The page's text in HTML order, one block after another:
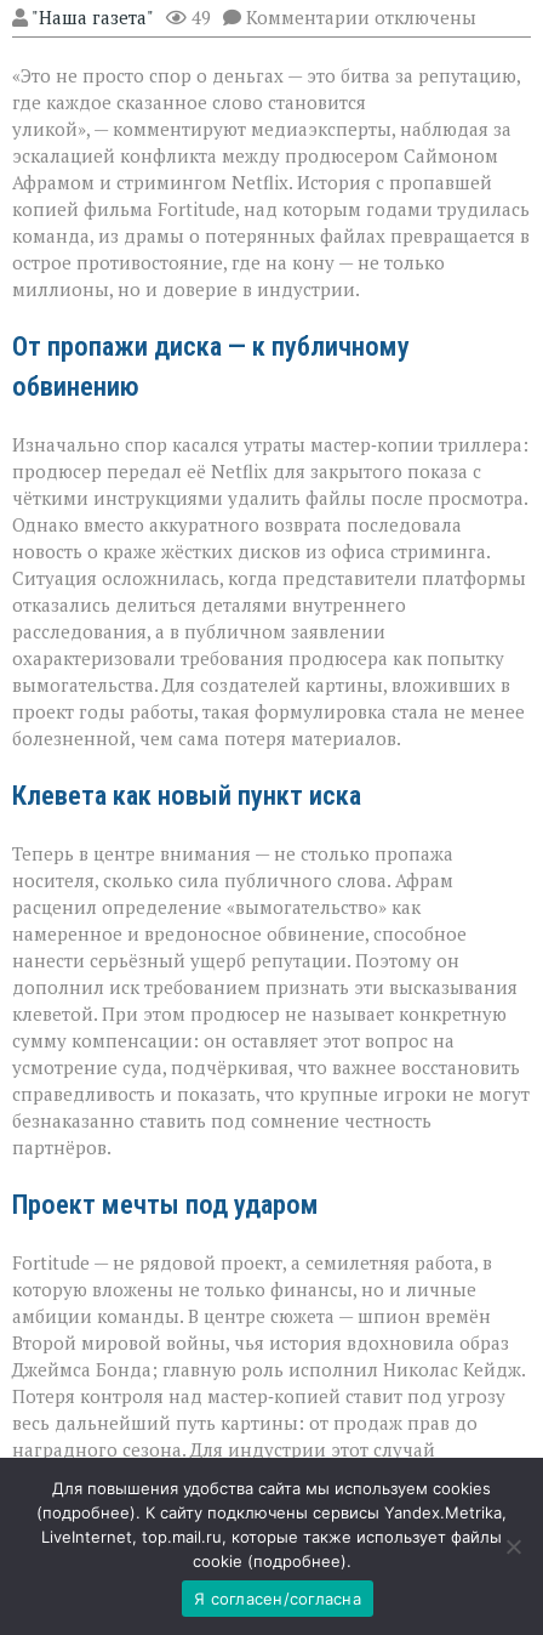
"Наша газета" 49 Комментарии к
записи
слово
больнее
иска:
новый
виток
спора
Netflix
и
продюсера»
отключены
«Это не просто спор о деньгах — это битва за репутацию,
где каждое сказанное слово становится
уликой», — комментируют медиаэксперты, наблюдая за
эскалацией конфликта между продюсером Саймоном
Афрамом и стримингом Netflix. История с пропавшей
копией фильма Fortitude, над которым годами трудилась
команда, из драмы о потерянных файлах превращается в
острое противостояние, где на кону — не только
миллионы, но и доверие в индустрии.
От пропажи диска — к публичному
обвинению
Изначально спор касался утраты мастер‑копии триллера:
продюсер передал её Netflix для закрытого показа с
чёткими инструкциями удалить файлы после просмотра.
Однако вместо аккуратного возврата последовала
новость о краже жёстких дисков из офиса стриминга.
Ситуация осложнилась, когда представители платформы
отказались делиться деталями внутреннего
расследования, а в публичном заявлении
охарактеризовали требования продюсера как попытку
вымогательства. Для создателей картины, вложивших в
проект годы работы, такая формулировка стала не менее
болезненной, чем сама потеря материалов.
Клевета как новый пункт иска
Теперь в центре внимания — не столько пропажа
носителя, сколько сила публичного слова. Афрам
расценил определение «вымогательство» как
намеренное и вредоносное обвинение, способное
нанести серьёзный ущерб репутации. Поэтому он
дополнил иск требованием признать эти высказывания
клеветой. При этом продюсер не называет конкретную
сумму компенсации: он оставляет этот вопрос на
усмотрение суда, подчёркивая, что важнее восстановить
справедливость и показать, что крупные игроки не могут
безнаказанно ставить под сомнение честность
партнёров.
Проект мечты под ударом
Fortitude — не рядовой проект, а семилетняя работа, в
которую вложены не только финансы, но и личные
амбиции команды. В центре сюжета — шпион времён
Второй мировой войны, чья история вдохновила образ
Джеймса Бонда; главную роль исполнил Николас Кейдж.
Потеря контроля над мастер‑копией ставит под угрозу
весь дальнейший путь картины: от продаж прав до
наградного сезона. Для индустрии этот случай
становится тревожным сигналом: даже при работе с
гигантами вопрос безопасности материалов остаётся
критически важным, а публичная риторика способна
ранить не меньше, чем юридические просчёты.
Для повышения удобства сайта мы используем cookies
(подробнее). К сайту подключены сервисы Yandex.Metrika,
LiveInternet, top.mail.ru, которые также использует файлы
cookie (подробнее).
Я согласен/согласна